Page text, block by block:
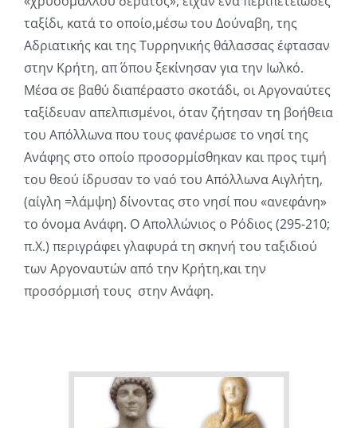
ταξίδι, κατά το οποίο,μέσω του Δούναβη, της
Αδριατικής και της Τυρρηνικής θάλασσας έφτασαν
στην Κρήτη, απ΄ όπου ξεκίνησαν για την Ιωλκό.
Μέσα σε βαθύ διαπέραστο σκοτάδι, οι Αργοναύτες
ταξίδευαν απελπισμένοι, όταν ζήτησαν τη βοήθεια
του Απόλλωνα που τους φανέρωσε το νησί της
Ανάφης στο οποίο προσορμίσθηκαν και προς τιμή
του θεού ίδρυσαν το ναό του Απόλλωνα Αιγλήτη,
(αίγλη =λάμψη) δίνοντας στο νησί που «ανεφάνη»
το όνομα Ανάφη. Ο Απολλώνιος ο Ρόδιος (295-210;
π.Χ.) περιγράφει γλαφυρά τη σκηνή του ταξιδιού
των Αργοναυτών από την Κρήτη,και την
προσόρμισή τους στην Ανάφη.